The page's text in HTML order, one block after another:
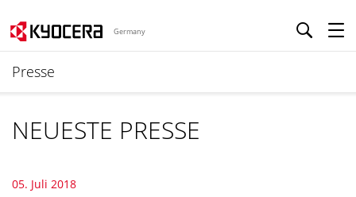
Germany
Presse
NEUESTE PRESSE
05. Juli 2018